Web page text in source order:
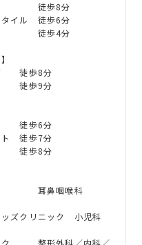
ば 徒歩8分
タイル 徒歩6分
徒歩4分
グ 徒歩8分
郎 徒歩9分
ン 徒歩6分
ト 徒歩7分
徒歩8分
医院 耳鼻咽喉科
ッズクリニック 小児科
ック 整形外科／内科／